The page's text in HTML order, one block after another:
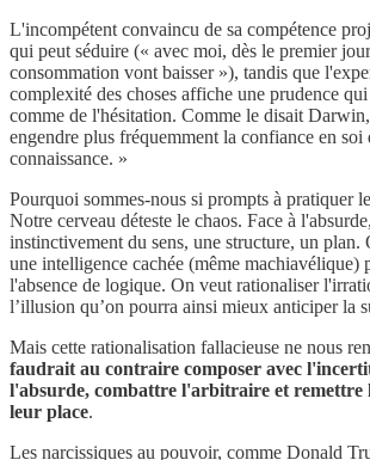
L'incompétent convaincu de sa compétence
qui peut séduire (« avec moi, dès le premier
consommation vont baisser »), tandis que
complexité des choses affiche une prudence
comme de l'hésitation. Comme le disait
engendre plus fréquemment la confiance en soi
connaissance. »
Pourquoi sommes-nous si prompts à pratiquer le
Notre cerveau déteste le chaos. Face à
instinctivement du sens, une structure, un plan.
une intelligence cachée (même machiavélique)
l'absence de logique. On veut rationaliser
l’illusion qu’on pourra ainsi mieux anticiper la
Mais cette rationalisation fallacieuse ne nous
faudrait au contraire composer avec
l'absurde, combattre l'arbitraire et remettre
leur place.
Les narcissiques au pouvoir, comme Donald